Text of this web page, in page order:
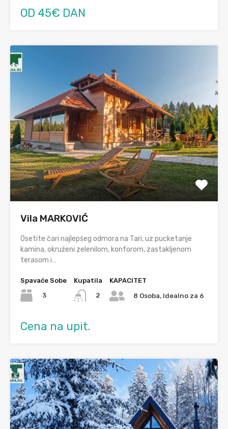
OD 45€ DAN
Vila MARKOVIĆ
Osetite čari najlepšeg odmora na Tari, uz pucketanje
kamina, okruženi zelenilom, konforom, zastakljenom
terasom i…
Spavaće Sobe
3
Kupatila
2
KAPACITET
8 Osoba, Idealno za 6
Cena na upit.